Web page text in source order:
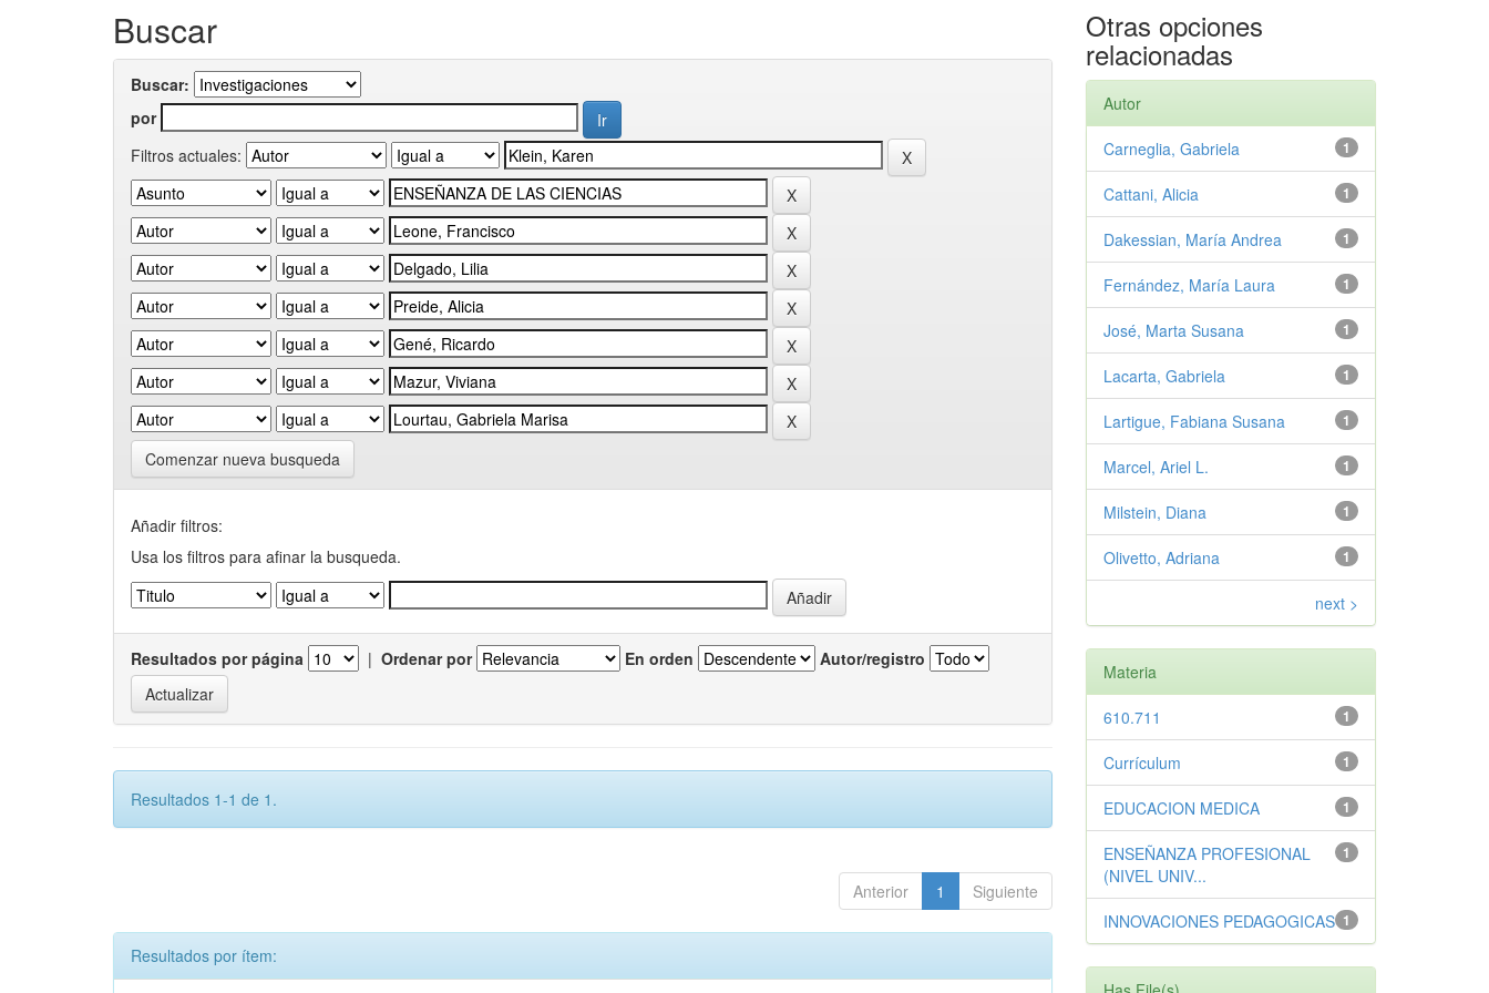
Buscar
Buscar:
por
Filtros actuales:
Comenzar nueva busqueda
Añadir filtros:
Usa los filtros para afinar la busqueda.
Resultados por página | Ordenar por En orden Autor/registro
Resultados 1-1 de 1.
Anterior 1 Siguiente
Resultados por ítem:
Otras opciones
relacionadas
Autor
1
Carneglia, Gabriela
1
Cattani, Alicia
1
Dakessian, María Andrea
1
Fernández, María Laura
1
José, Marta Susana
1
Lacarta, Gabriela
1
Lartigue, Fabiana Susana
1
Marcel, Ariel L.
1
Milstein, Diana
1
Olivetto, Adriana
next >
Materia
1
610.711
1
Currículum
1
EDUCACION MEDICA
1
ENSEÑANZA PROFESIONAL
(NIVEL UNIV...
1
INNOVACIONES PEDAGOGICAS